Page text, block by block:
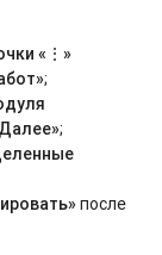
«⋮»
;
;
после